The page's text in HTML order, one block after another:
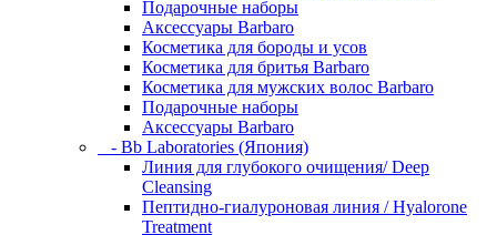
Подарочные наборы
Аксессуары Barbaro
Косметика для бороды и усов
Косметика для бритья Barbaro
Косметика для мужских волос Barbaro
Подарочные наборы
Аксессуары Barbaro
- Bb Laboratories (Япония)
Линия для глубокого очищения/ Deep
Cleansing
Пептидно-гиалуроновая линия / Hyalorone
Treatment